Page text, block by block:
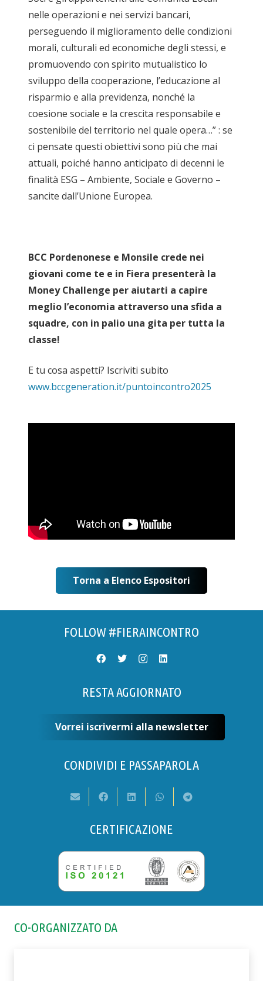
nelle operazioni e nei servizi bancari,
perseguendo il miglioramento delle condizioni
morali, culturali ed economiche degli stessi, e
promuovendo con spirito mutualistico lo
sviluppo della cooperazione, l’educazione al
risparmio e alla previdenza, nonché la
coesione sociale e la crescita responsabile e
sostenibile del territorio nel quale opera…” : se
ci pensate questi obiettivi sono più che mai
attuali, poiché hanno anticipato di decenni le
finalità ESG – Ambiente, Sociale e Governo –
sancite dall’Unione Europea.
BCC Pordenonese e Monsile crede nei
giovani come te e in Fiera presenterà la
Money Challenge per aiutarti a capire
meglio l’economia attraverso una sfida a
squadre, con in palio una gita per tutta la
classe!
E tu cosa aspetti? Iscriviti subito
www.bccgeneration.it/puntoincontro2025
Torna a Elenco Espositori
FOLLOW #FIERAINCONTRO
RESTA AGGIORNATO
Vorrei iscrivermi alla newsletter
CONDIVIDI E PASSAPAROLA
CERTIFICAZIONE
CO-ORGANIZZATO DA